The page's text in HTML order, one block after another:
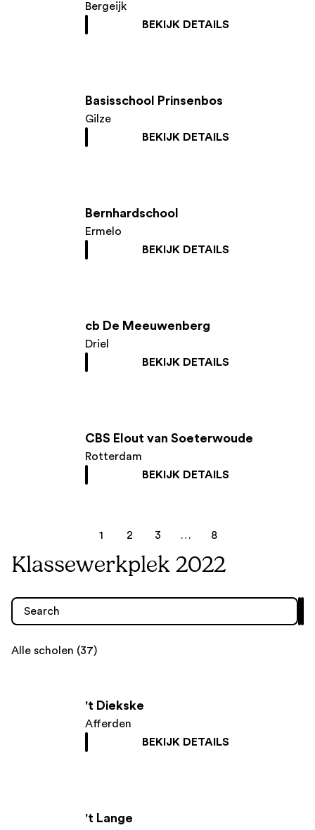
Bergeijk
BEKIJK DETAILS
Basisschool Prinsenbos
Gilze
BEKIJK DETAILS
Bernhardschool
Ermelo
BEKIJK DETAILS
cb De Meeuwenberg
Driel
BEKIJK DETAILS
CBS Elout van Soeterwoude
Rotterdam
BEKIJK DETAILS
1 2 3 … 8
Klassewerkplek 2022
Alle scholen (37)
't Diekske
Afferden
BEKIJK DETAILS
't Lange